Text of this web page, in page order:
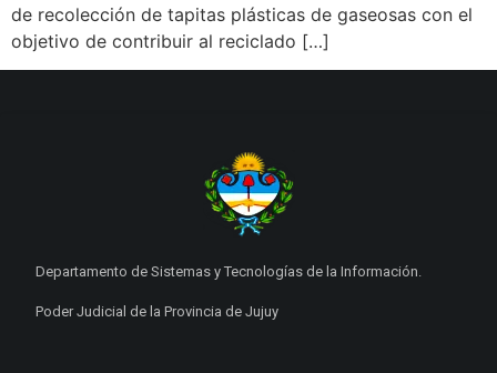
de recolección de tapitas plásticas de gaseosas con el
objetivo de contribuir al reciclado […]
Departamento de Sistemas y Tecnologías de la Información.
Poder Judicial de la Provincia de Jujuy